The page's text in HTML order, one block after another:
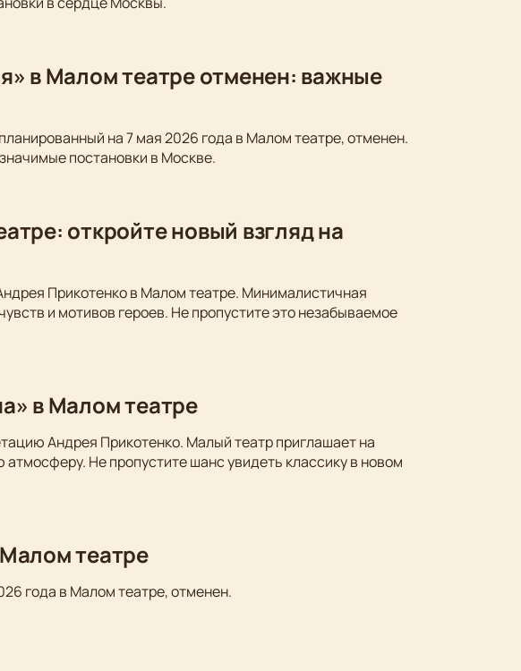
в Малом театре отменен: важные
на 7 мая 2026 года в Малом театре, отменен.
постановки в Москве.
откройте новый взгляд на
Прикотенко в Малом театре. Минималистичная
и мотивов героев. Не пропустите это незабываемое
в Малом театре
Андрея Прикотенко. Малый театр приглашает на
Не пропустите шанс увидеть классику в новом
театре
года в Малом театре, отменен.